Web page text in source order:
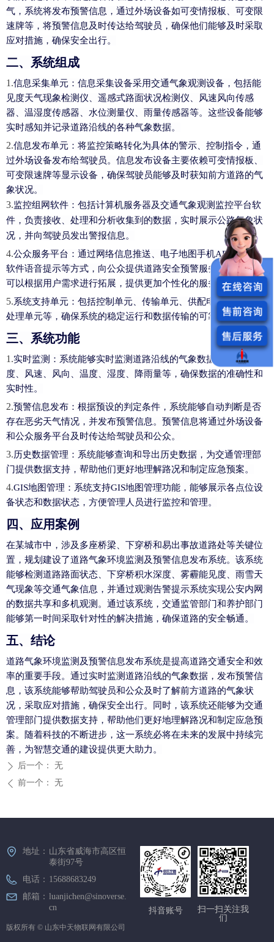
气，系统将发布预警信息，通过外场设备如可变情报板、可变限
速牌等，将预警信息及时传达给驾驶员，确保他们能够及时采取
应对措施，确保安全出行。
二、系统组成
1.信息采集单元 ：信息采集设备采用交通气象观测设备，包括能
见度天气现象检测仪、遥感式路面状况检测仪、风速风向传感
器、温湿度传感器、水位测量仪、雨量传感器等。这些设备能够
实时感知并记录道路沿线的各种气象数据。
2.信息发布单元 ：将监控策略转化为具体的警示、控制指令，通
过外场设备发布给驾驶员。信息发布设备主要依赖可变情报板、
可变限速牌等显示设备，确保驾驶员能够及时获知前方道路的气
象状况。
3.监控组网软件 ：包括计算机服务器及交通气象观测监控平台软
件，负责接收、处理和分析收集到的数据，实时展示公路气象状
况，并向驾驶员发出警报信息。
4.公众服务平台 ：通过网络信息推送、电子地图手机APP、导航
软件语音提示等方式，向公众提供道路安全预警服务。这一平台
可以根据用户需求进行拓展，提供更加个性化的服务。
5.系统支持单元 ：包括控制单元、传输单元、供配电单元、信息
处理单元等，确保系统的稳定运行和数据传输的可靠性。
三、系统功能
1.实时监测 ：系统能够实时监测道路沿线的气象数据，包括能见
度、风速、风向、温度、湿度、降雨量等，确保数据的准确性和
实时性。
2.预警信息发布 ：根据预设的判定条件，系统能够自动判断是否
存在恶劣天气情况，并发布预警信息。预警信息将通过外场设备
和公众服务平台及时传达给驾驶员和公众。
3.历史数据管理 ：系统能够查询和导出历史数据，为交通管理部
门提供数据支持，帮助他们更好地理解路况和制定应急预案。
4.GIS地图管理 ：系统支持GIS地图管理功能，能够展示各点位设
备状态和数据状态，方便管理人员进行监控和管理。
四、应用案例
在某城市中，涉及多座桥梁、下穿桥和易出事故道路处等关键位
置，规划建设了道路气象环境监测及预警信息发布系统。该系统
能够检测道路路面状态、下穿桥积水深度、雾霾能见度、雨雪天
气现象等交通气象信息，并通过观测告警提示系统实现公安内网
的数据共享和多机观测。通过该系统，交通监管部门和养护部门
能够第一时间采取针对性的解决措施，确保道路的安全畅通。
五、结论
道路气象环境监测及预警信息发布系统是提高道路交通安全和效
率的重要手段。通过实时监测道路沿线的气象数据，发布预警信
息，该系统能够帮助驾驶员和公众及时了解前方道路的气象状
况，采取应对措施，确保安全出行。同时，该系统还能够为交通
管理部门提供数据支持，帮助他们更好地理解路况和制定应急预
案。随着科技的不断进步，这一系统必将在未来的发展中持续完
善，为智慧交通的建设提供更大助力。
ꄴ 前一个： 无
ꄲ 后一个： 无
地址： 山东省威海市高区恒
泰街97号
电话： 15688683249
邮箱： luanjichen@sinoverse.
cn
版权所有 © 山东中天物联网有限公司
抖音账号
扫一扫关注我
们